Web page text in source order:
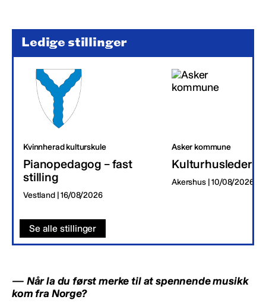
Ledige stillinger
Kvinnherad kulturskule
Pianopedagog – fast
stilling
Vestland | 16/08/2026
Asker kommune
Kulturhusleder
Akershus | 10/08/2026
Se alle stillinger
— Når la du først merke til at spennende musikk
kom fra Norge?